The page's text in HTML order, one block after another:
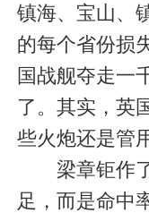
镇海、宝山、
的每个省份损
国战舰夺走一
了。其实，英
些火炮还是管
梁章钜作了
足，而是命中